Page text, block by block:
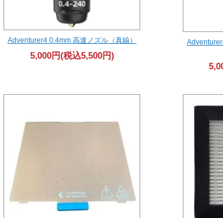
Adventurer4 0.4mm 高速ノズル（真鍮）
5,000円(税込5,500円)